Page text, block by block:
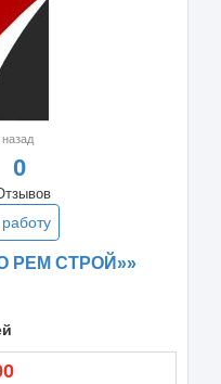
0
РЕМ СТРОЙ»»